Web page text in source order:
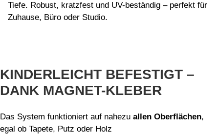
Tiefe. Robust, kratzfest und UV-beständig – perfekt für
Zuhause, Büro oder Studio.
KINDERLEICHT BEFESTIGT –
DANK MAGNET-KLEBER
Das System funktioniert auf nahezu allen Oberflächen,
egal ob Tapete, Putz oder Holz